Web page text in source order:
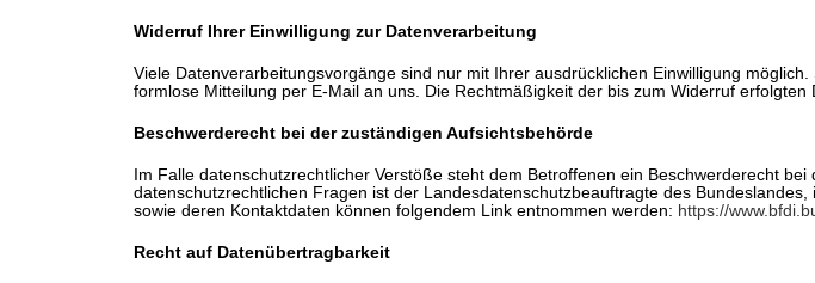
Widerruf Ihrer Einwilligung zur Datenverarbeitung
Viele Datenverarbeitungsvorgänge sind nur mit Ihrer ausdrücklichen Einwilligung
formlose Mitteilung per E-Mail an uns. Die Rechtmäßigkeit der bis zum Widerruf
Beschwerderecht bei der zuständigen Aufsichtsbehörde
Im Falle datenschutzrechtlicher Verstöße steht dem Betroffenen ein Beschwerderecht
datenschutzrechtlichen Fragen ist der Landesdatenschutzbeauftragte des
sowie deren Kontaktdaten können folgendem Link entnommen werden: https://
Recht auf Datenübertragbarkeit